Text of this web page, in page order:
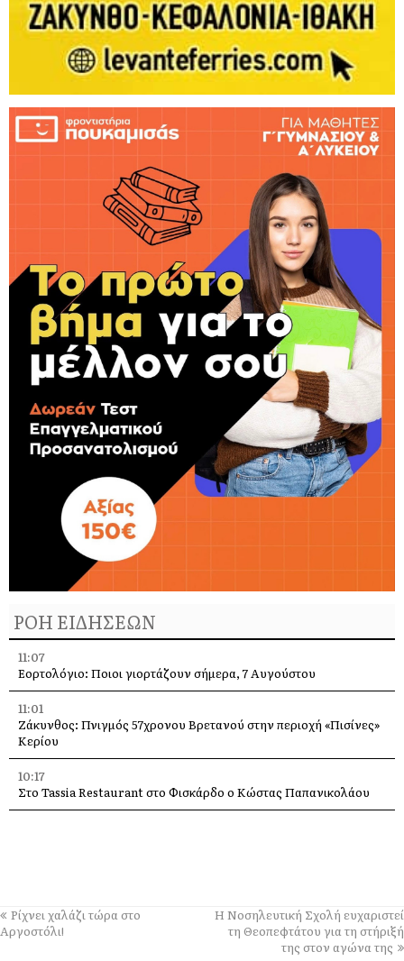
ΡΟΗ ΕΙΔΗΣΕΩΝ
11:07
Εορτολόγιο: Ποιοι γιορτάζουν σήμερα, 7 Αυγούστου
11:01
Ζάκυνθος: Πνιγμός 57χρονου Βρετανού στην περιοχή «Πισίνες»
Κερίου
10:17
Στο Tassia Restaurant στο Φισκάρδο ο Κώστας Παπανικολάου
Ιστορική πρόκριση για την Κεφαλονιά: Ο Χάρης Αλιβιζάτος στον
τελικό του Παγκοσμίου Κ20!
Ρίχνει χαλάζι τώρα στο
Αργοστόλι!
Η Νοσηλευτική Σχολή ευχαριστεί
τη Θεοπεφτάτου για τη στήριξή
της στον αγώνα της